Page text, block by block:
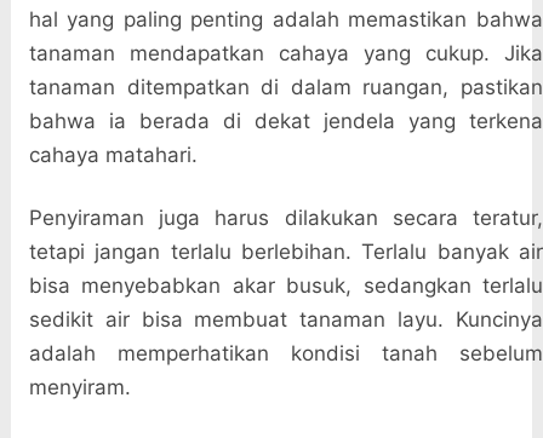
hal yang paling penting adalah memastikan bahwa
tanaman mendapatkan cahaya yang cukup. Jika
tanaman ditempatkan di dalam ruangan, pastikan
bahwa ia berada di dekat jendela yang terkena
cahaya matahari.
Penyiraman juga harus dilakukan secara teratur,
tetapi jangan terlalu berlebihan. Terlalu banyak air
bisa menyebabkan akar busuk, sedangkan terlalu
sedikit air bisa membuat tanaman layu. Kuncinya
adalah memperhatikan kondisi tanah sebelum
menyiram.